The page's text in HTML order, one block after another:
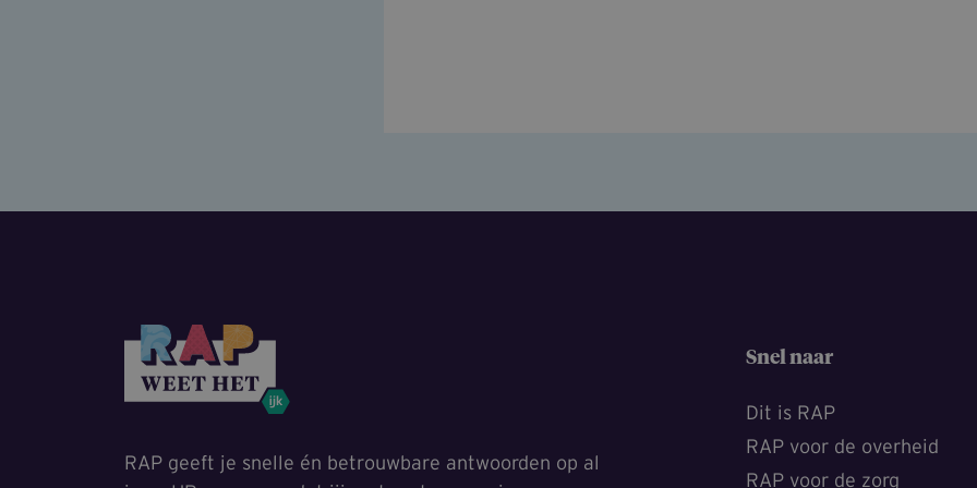
RAP geeft je snelle én betrouwbare antwoorden op al
Snel naar
Dit is RAP
RAP voor de overheid
RAP voor de zorg